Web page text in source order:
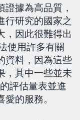
據為高品質，
行研究的國家之
，因此很難得出
使用許多有關
資料，因為這些
，其中一些並未
評估量表並進
的服務。